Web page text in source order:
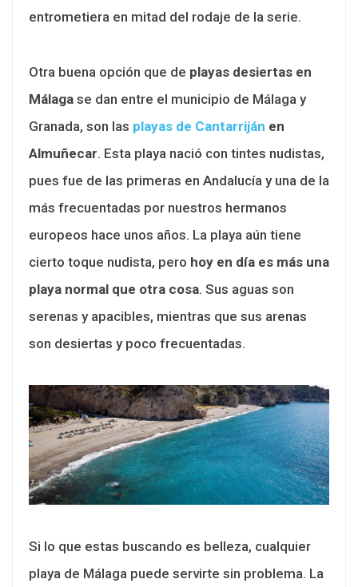
entrometiera en mitad del rodaje de la serie.
Otra buena opción que de playas desiertas en
Málaga se dan entre el municipio de Málaga y
Granada, son las playas de Cantarriján en
Almuñecar. Esta playa nació con tintes nudistas,
pues fue de las primeras en Andalucía y una de la
más frecuentadas por nuestros hermanos
europeos hace unos años. La playa aún tiene
cierto toque nudista, pero hoy en día es más una
playa normal que otra cosa. Sus aguas son
serenas y apacibles, mientras que sus arenas
son desiertas y poco frecuentadas.
Si lo que estas buscando es belleza, cualquier
playa de Málaga puede servirte sin problema. La